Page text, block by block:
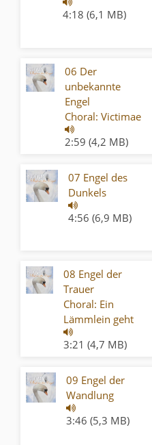
4:18 (6,1 MB)
06 Der
unbekannte
Engel
Choral: Victimae
2:59 (4,2 MB)
07 Engel des
Dunkels
4:56 (6,9 MB)
08 Engel der
Trauer
Choral: Ein
Lämmlein geht
3:21 (4,7 MB)
09 Engel der
Wandlung
3:46 (5,3 MB)